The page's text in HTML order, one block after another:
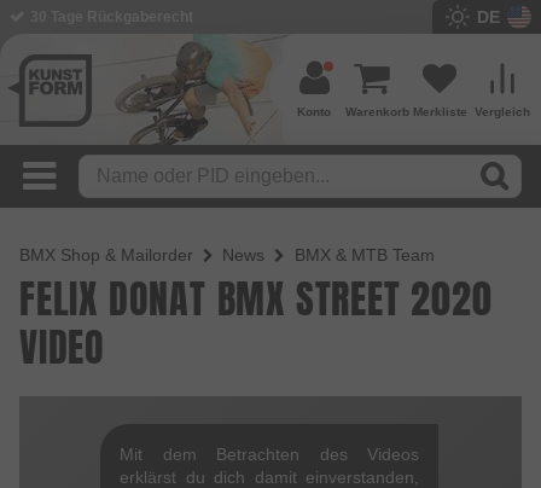
DE
Vergleich
Merkliste
Warenkorb
Konto
BMX Shop & Mailorder News BMX & MTB Team
FELIX DONAT BMX STREET 2020
VIDEO
Mit dem Betrachten des Videos
erklärst du dich damit einverstanden,